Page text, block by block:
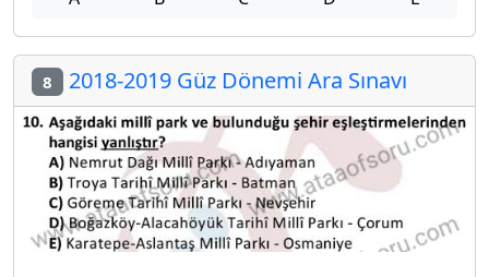
8 2018-2019 Güz Dönemi Ara Sınavı